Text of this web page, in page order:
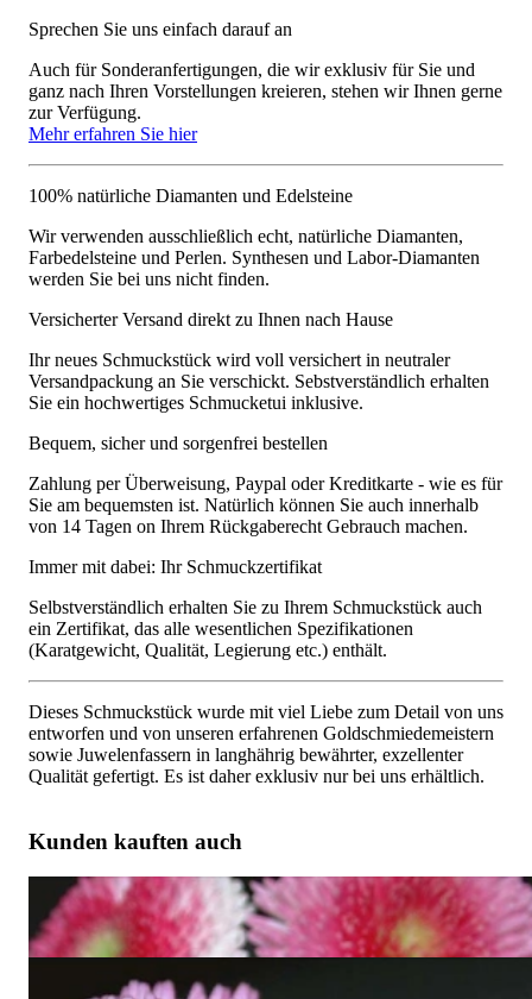
Sprechen Sie uns einfach darauf an
Auch für Sonderanfertigungen, die wir exklusiv für Sie und
ganz nach Ihren Vorstellungen kreieren, stehen wir Ihnen gerne
zur Verfügung.
Mehr erfahren Sie hier
100% natürliche Diamanten und Edelsteine
Wir verwenden ausschließlich echt, natürliche Diamanten,
Farbedelsteine und Perlen. Synthesen und Labor-Diamanten
werden Sie bei uns nicht finden.
Versicherter Versand direkt zu Ihnen nach Hause
Ihr neues Schmuckstück wird voll versichert in neutraler
Versandpackung an Sie verschickt. Sebstverständlich erhalten
Sie ein hochwertiges Schmucketui inklusive.
Bequem, sicher und sorgenfrei bestellen
Zahlung per Überweisung, Paypal oder Kreditkarte - wie es für
Sie am bequemsten ist. Natürlich können Sie auch innerhalb
von 14 Tagen on Ihrem Rückgaberecht Gebrauch machen.
Immer mit dabei: Ihr Schmuckzertifikat
Selbstverständlich erhalten Sie zu Ihrem Schmuckstück auch
ein Zertifikat, das alle wesentlichen Spezifikationen
(Karatgewicht, Qualität, Legierung etc.) enthält.
Dieses Schmuckstück wurde mit viel Liebe zum Detail von uns
entworfen und von unseren erfahrenen Goldschmiedemeistern
sowie Juwelenfassern in langhährig bewährter, exzellenter
Qualität gefertigt. Es ist daher exklusiv nur bei uns erhältlich.
Kunden kauften auch
Wandelbare Aquamarin Tropfen Ohrringe mit Diamanten
2.712,61 €
Zarter Aquamarin Tropfen Anhänger mit Diamanten